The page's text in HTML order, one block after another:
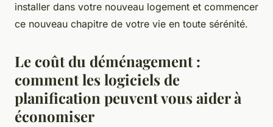
installer dans votre nouveau logement et commencer
ce nouveau chapitre de votre vie en toute sérénité.
Le coût du déménagement :
comment les logiciels de
planification peuvent vous aider à
économiser